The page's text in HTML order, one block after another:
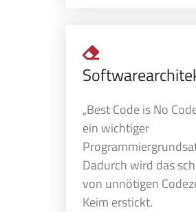
„Best Code is No
ein wichtiger
Dadurch wird das
von unnötigen
Keim erstickt.